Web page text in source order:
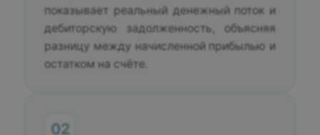
показывает реальный денежный поток и
дебиторскую задолженность, объясняя
разницу между начисленной прибылью и
остатком на счёте.
02